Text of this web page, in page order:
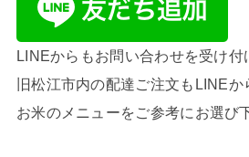
LINEからもお問い合わせを受け付
旧松江市内の配達ご注文もLINEか
お米のメニューをご参考にお選び